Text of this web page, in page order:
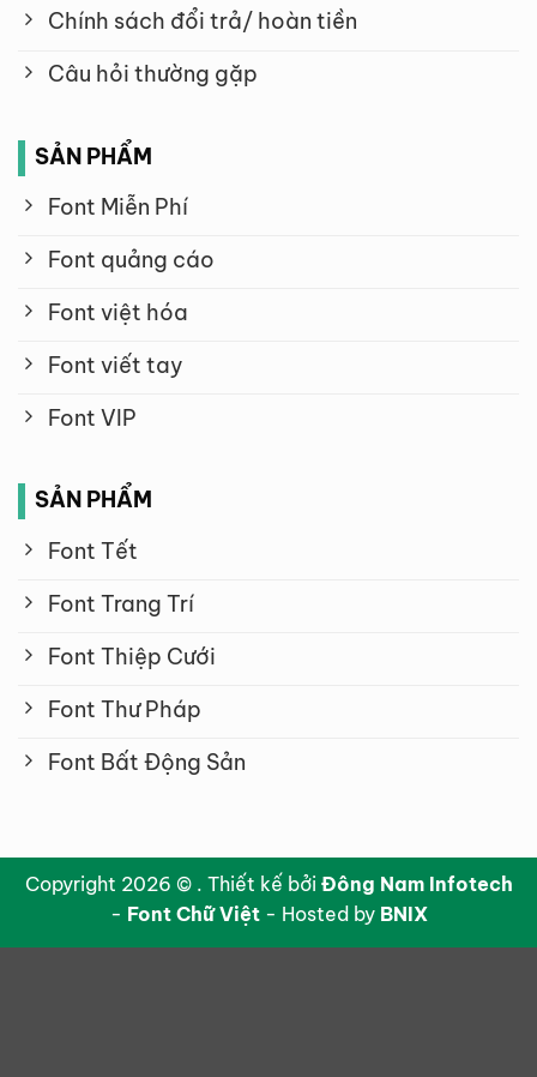
Chính sách đổi trả/ hoàn tiền
Câu hỏi thường gặp
SẢN PHẨM
Font Miễn Phí
Font quảng cáo
Font việt hóa
Font viết tay
Font VIP
SẢN PHẨM
Font Tết
Font Trang Trí
Font Thiệp Cưới
Font Thư Pháp
Font Bất Động Sản
Copyright 2026 © . Thiết kế bởi Đông Nam Infotech
- Font Chữ Việt- Hosted by BNIX